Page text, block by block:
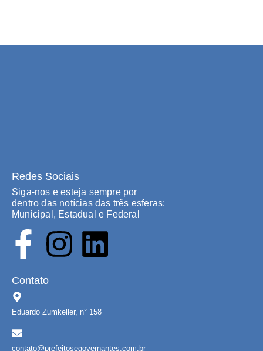
Redes Sociais
Siga-nos e esteja sempre por
dentro das notícias das três esferas:
Municipal, Estadual e Federal
Contato
Eduardo Zumkeller, n° 158
contato@prefeitosegovernantes.com.br